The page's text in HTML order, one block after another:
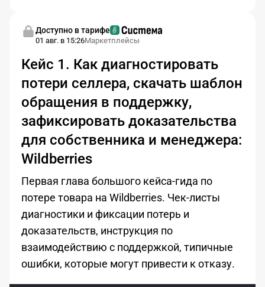
Доступно в тарифе
01 авг. в 15:26Маркетплейсы
Кейс 1. Как диагностировать
потери селлера, скачать шаблон
обращения в поддержку,
зафиксировать доказательства
для собственника и менеджера:
Wildberries
Первая глава большого кейса-гида по
потере товара на Wildberries. Чек-листы
диагностики и фиксации потерь и
доказательств, инструкция по
взаимодействию с поддержкой, типичные
ошибки, которые могут привести к отказу.